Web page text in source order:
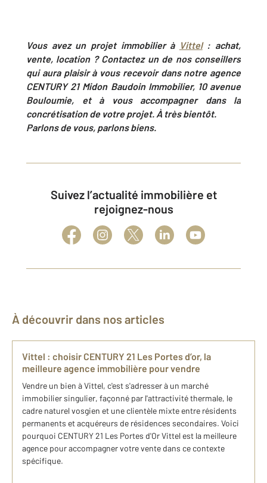
Vous avez un projet immobilier à Vittel: achat,
vente, location ? Contactez un de nos conseillers
qui aura plaisir à vous recevoir dans notre agence
CENTURY 21 Midon Baudoin Immobilier, 10 avenue
Bouloumie, et à vous accompagner dans la
concrétisation de votre projet. À très bientôt.
Parlons de vous, parlons biens.
Suivez l’actualité immobilière et
rejoignez-nous
À découvrir dans nos articles
Vittel : choisir CENTURY 21 Les Portes d’or, la
meilleure agence immobilière pour vendre
Vendre un bien à Vittel, c'est s'adresser à un marché
immobilier singulier, façonné par l'attractivité thermale, le
cadre naturel vosgien et une clientèle mixte entre résidents
permanents et acquéreurs de résidences secondaires. Voici
pourquoi CENTURY 21 Les Portes d'Or Vittel est la meilleure
agence pour accompagner votre vente dans ce contexte
spécifique.